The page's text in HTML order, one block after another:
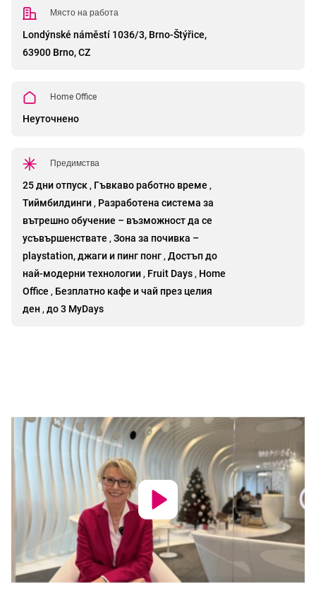
Място на работа
Londýnské náměstí 1036/3, Brno-Štýřice,
63900 Brno, CZ
Home Office
Неуточнено
Предимства
25 дни отпуск , Гъвкаво работно време ,
Тиймбилдинги , Разработена система за
вътрешно обучение – възможност да се
усъвършенствате , Зона за почивка –
playstation, джаги и пинг понг , Достъп до
най-модерни технологии , Fruit Days , Home
Office , Безплатно кафе и чай през целия
ден , до 3 MyDays